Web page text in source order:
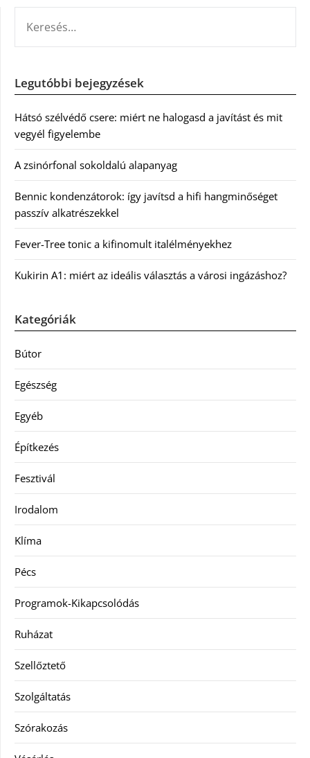
Legutóbbi bejegyzések
Hátsó szélvédő csere: miért ne halogasd a javítást és mit
vegyél figyelembe
A zsinórfonal sokoldalú alapanyag
Bennic kondenzátorok: így javítsd a hifi hangminőséget
passzív alkatrészekkel
Fever-Tree tonic a kifinomult italélményekhez
Kukirin A1: miért az ideális választás a városi ingázáshoz?
Kategóriák
Bútor
Egészség
Egyéb
Építkezés
Fesztivál
Irodalom
Klíma
Pécs
Programok-Kikapcsolódás
Ruházat
Szellőztető
Szolgáltatás
Szórakozás